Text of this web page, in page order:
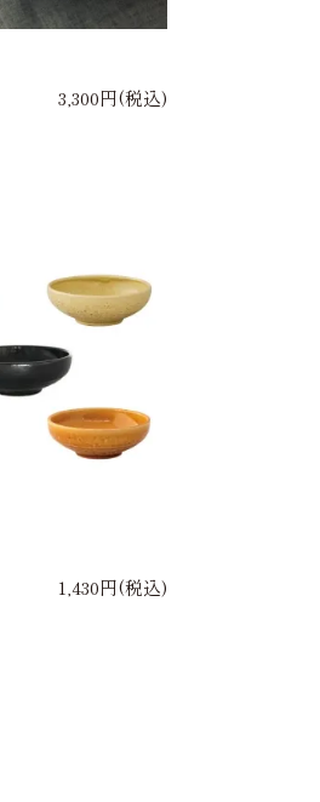
3,300円(税込)
1,430円(税込)